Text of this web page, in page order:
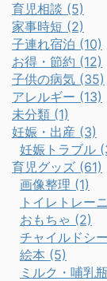
育児相談 (5)
家事時短 (2)
子連れ宿泊 (10)
お得・節約 (12)
子供の病気 (35)
アレルギー (13)
未分類 (1)
妊娠・出産 (3)
妊娠トラブル
育児グッズ (61)
画像整理 (1)
トイレトレー
おもちゃ (2)
チャイルドシ
絵本 (5)
ミルク・哺乳